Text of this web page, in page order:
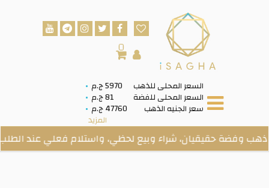
السعر المحلى للذهب 5970 ج.م
السعر المحلى للفضة 81 ج.م
سعر الجنيه الذهب 47760 ج.م
المزيد
0
شراء وبيع لحظي، واستلام فعلي عند الطلب.